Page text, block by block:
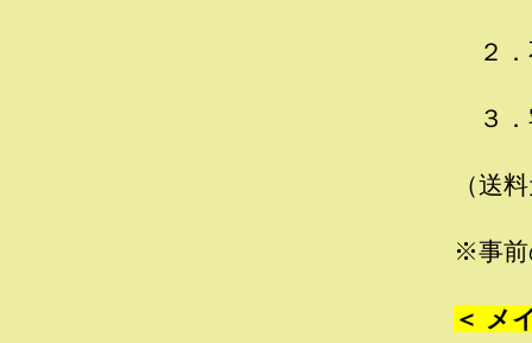
２．
３．
（送
※事前
＜ メ